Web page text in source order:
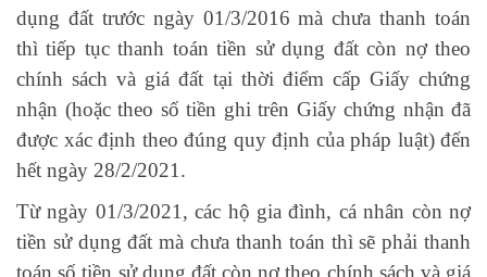
dụng đất trước ngày 01/3/2016 mà chưa thanh toán
thì tiếp tục thanh toán tiền sử dụng đất còn nợ theo
chính sách và giá đất tại thời điểm cấp Giấy chứng
nhận (hoặc theo số tiền ghi trên Giấy chứng nhận đã
được xác định theo đúng quy định của pháp luật) đến
hết ngày 28/2/2021.
Từ ngày 01/3/2021, các hộ gia đình, cá nhân còn nợ
tiền sử dụng đất mà chưa thanh toán thì sẽ phải thanh
toán số tiền sử dụng đất còn nợ theo chính sách và giá